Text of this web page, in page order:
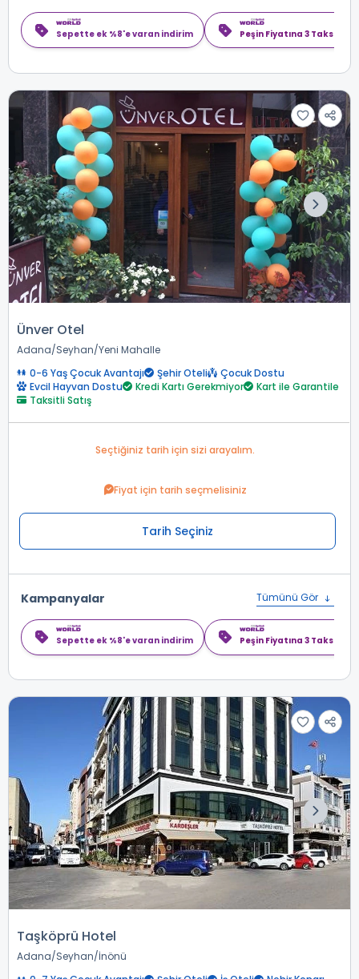
Sepette ek %8'e varan indirim Peşin Fiyatına 3 Taksit
Ünver Otel
Adana Seyhan Yeni Mahalle
0-6 Yaş Çocuk Avantajı
Şehir Oteli
Çocuk Dostu
Evcil Hayvan Dostu
Kredi Kartı Gerekmiyor
Kart ile Garantile
Taksitli Satış
Seçtiğiniz tarih için sizi arayalım.
Fiyat için tarih seçmelisiniz
Tarih Seçiniz
Kampanyalar Tümünü Gör
Sepette ek %8'e varan indirim Peşin Fiyatına 3 Taksit
Taşköprü Hotel
Adana Seyhan İnönü